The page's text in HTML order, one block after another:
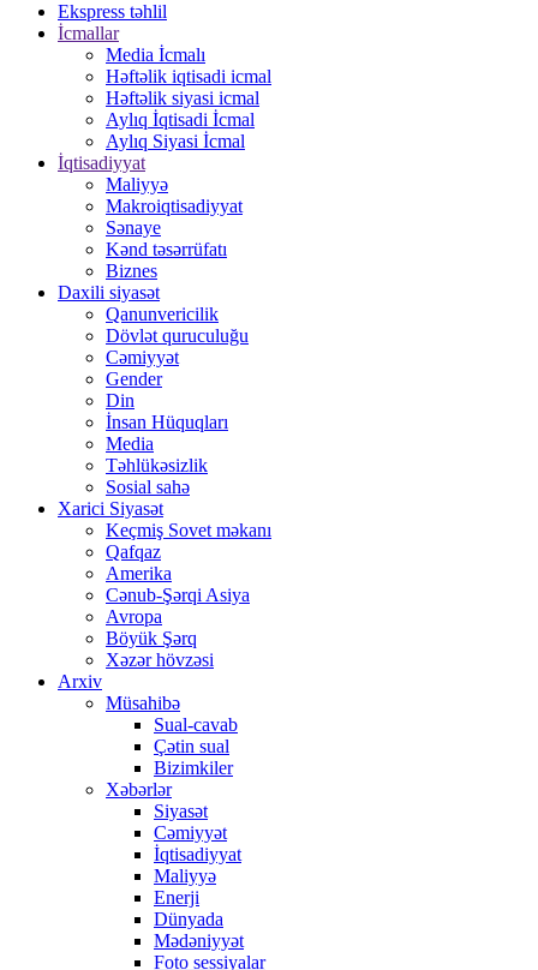
Ekspress təhlil
İcmallar
Media İcmalı
Həftəlik iqtisadi icmal
Həftəlik siyasi icmal
Aylıq İqtisadi İcmal
Aylıq Siyasi İcmal
İqtisadiyyat
Maliyyə
Makroiqtisadiyyat
Sənaye
Kənd təsərrüfatı
Biznes
Daxili siyasət
Qanunvericilik
Dövlət quruculuğu
Cəmiyyət
Gender
Din
İnsan Hüquqları
Media
Təhlükəsizlik
Sosial sahə
Xarici Siyasət
Keçmiş Sovet məkanı
Qafqaz
Amerika
Cənub-Şərqi Asiya
Avropa
Böyük Şərq
Xəzər hövzəsi
Arxiv
Müsahibə
Sual-cavab
Çətin sual
Bizimkiler
Xəbərlər
Siyasət
Cəmiyyət
İqtisadiyyat
Maliyyə
Enerji
Dünyada
Mədəniyyət
Foto sessiyalar